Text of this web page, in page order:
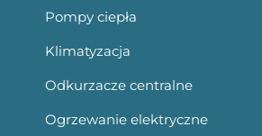
Pompy ciepła
Klimatyzacja
Odkurzacze centralne
Ogrzewanie elektryczne